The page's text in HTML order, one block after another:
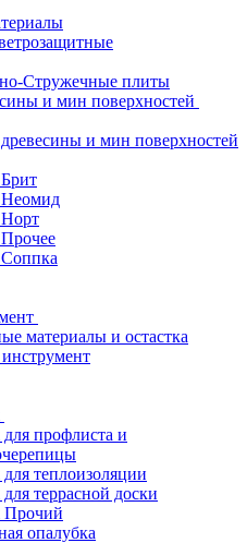
Стружечные плиты
и мин поверхностей
и мин поверхностей
материалы и остастка
профлиста и
теплоизоляции
террасной доски
Прочий
опалубка